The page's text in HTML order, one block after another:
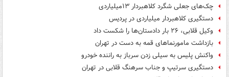
چک‌های جعلی شگرد کلاهبردار ۱۳میلیاردی
دستگیری کلاهبردار میلیاردی در پردیس
وکیل قلابی، ۲۶ بار دادستان‌ها را شکست داد
بازداشت مامورنماهای قمه‌ به دست در تهران
واکنش پلیس به سیلی زدن سرباز به راننده خودرو
دستگیری سرتیپ و جناب سرهنگ قلابی در تهران